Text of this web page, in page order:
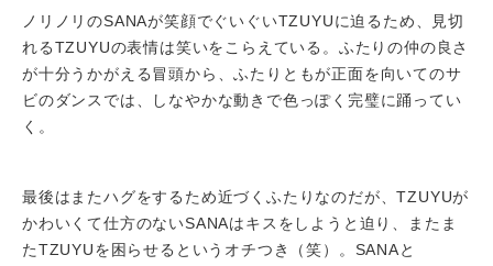
ノリノリのSANAが笑顔でぐいぐいTZUYUに迫るため、見切
れるTZUYUの表情は笑いをこらえている。ふたりの仲の良さ
が十分うかがえる冒頭から、ふたりともが正面を向いてのサ
ビのダンスでは、しなやかな動きで色っぽく完璧に踊ってい
く。
最後はまたハグをするため近づくふたりなのだが、TZUYUが
かわいくて仕方のないSANAはキスをしようと迫り、またま
たTZUYUを困らせるというオチつき（笑）。SANAと